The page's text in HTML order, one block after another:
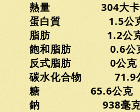
熱量 304大卡
蛋白質 1.5公
脂肪 1.2公
飽和脂肪 0.6公
反式脂肪 0公
碳水化合物 71.9
糖 65.6公克
鈉 938毫克